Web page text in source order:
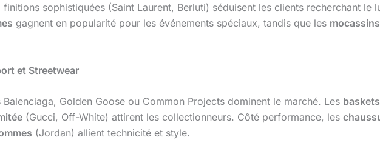
finitions sophistiquées (Saint Laurent, Berluti) séduisent les clients recherchant le
gagnent en popularité pour les événements spéciaux, tandis que les
et Streetwear
Balenciaga, Golden Goose ou Common Projects dominent le marché. Les
(Gucci, Off-White) attirent les collectionneurs. Côté performance, les
(Jordan) allient technicité et style.